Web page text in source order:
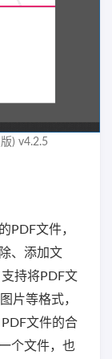
) v4.2.5
PDF文件，
、添加文
持将PDF文
片等格式，
文件的合
个文件，也